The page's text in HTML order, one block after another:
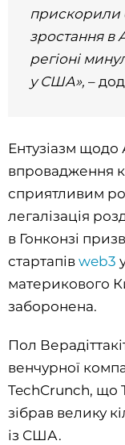
прискорили
зростання в
регіоні
у США»,–
Ентузіазм щодо
впровадження
сприятливим
легалізація
в Гонконзі
стартапів web3
материкового
заборонена.
Пол
венчурної
TechCrunch, що
зібрав велику
із США.